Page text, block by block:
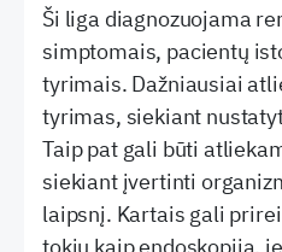
Ši liga diagnozuojama
simptomais, pacientų
tyrimais. Dažniausiai
tyrimas, siekiant
Taip pat gali būti
siekiant įvertinti
laipsnį. Kartais gali